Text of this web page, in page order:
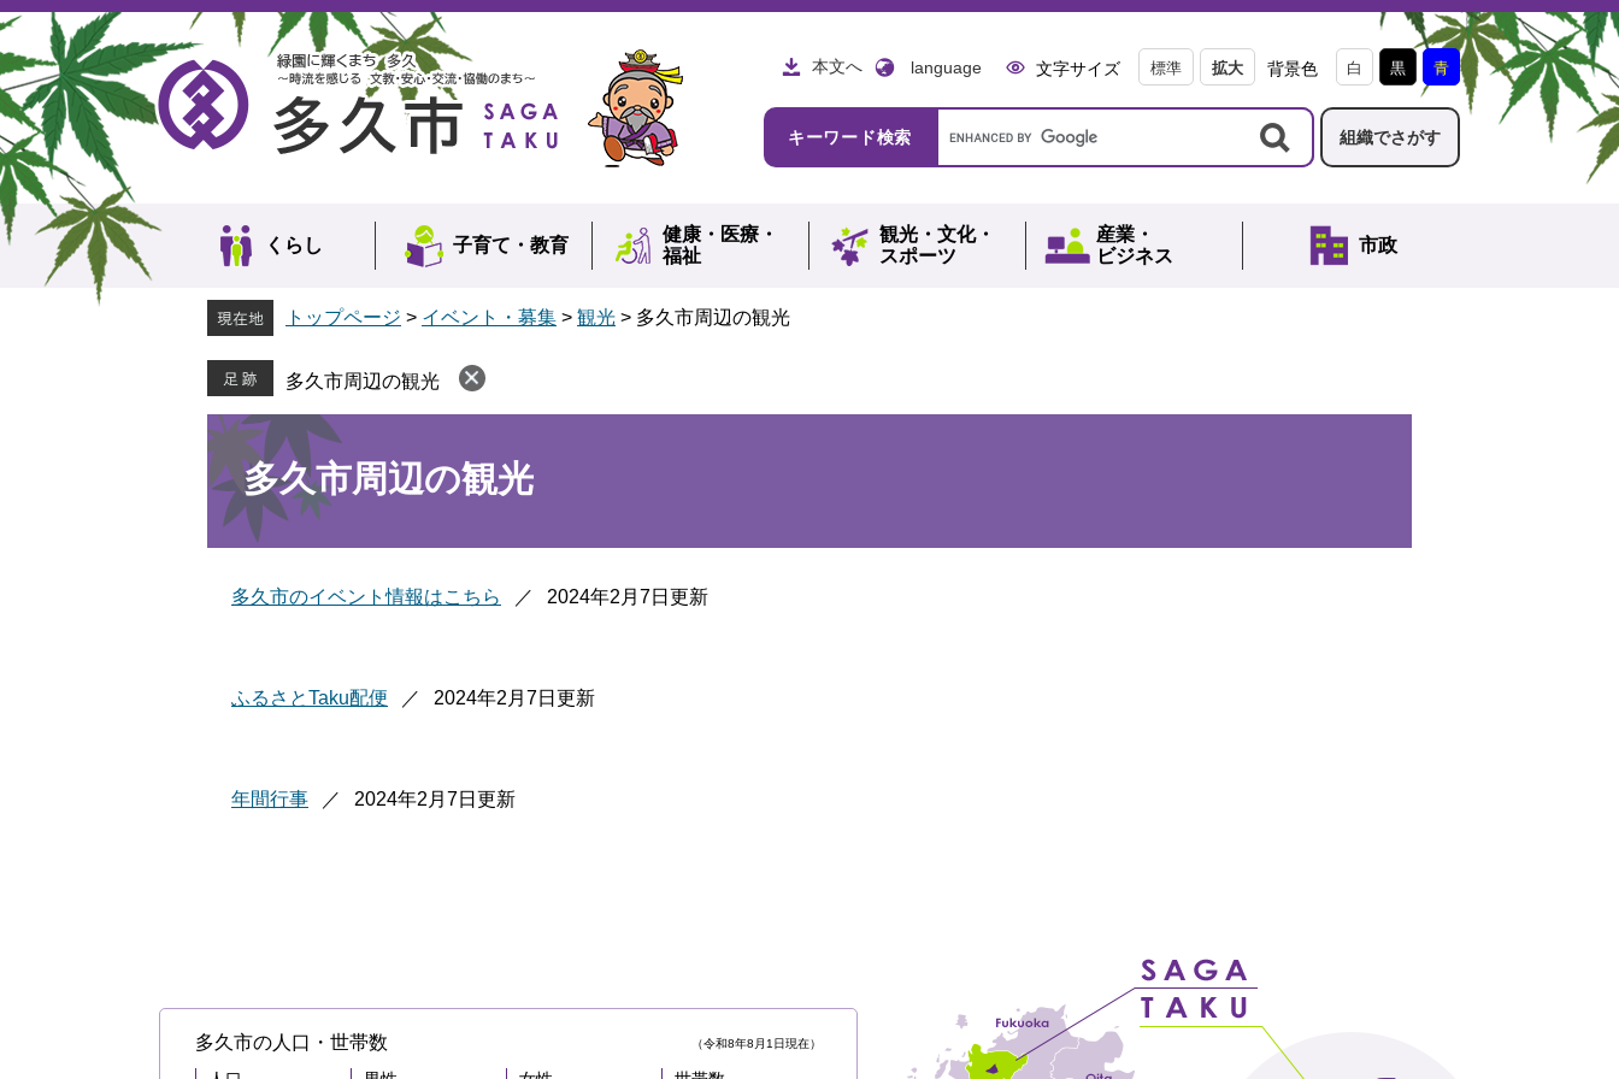
ペ
ー
ジ
の
先
頭
で
す。
メ
ニ
ュ
ー
を
飛
ば
し
て
本
本文へ language 文字サイズ 標準 拡大 背景色 白 黒 青
キーワード検索
カ
ス
検
索
組織でさがす
くらし 子育て・ 教育
健康・ 医療・
福祉
観光・ 文化・
スポーツ
産業・
ビジネス
市政
トップページ > イベント・募集 > 観光 > 多久市周辺の観光
多久市周辺の観光
本
文
多久市周辺の観光
多久市のイベント情報はこちら 2024年2月7日更新
ふるさとTaku配便 2024年2月7日更新
年間行事 2024年2月7日更新
多久市の人口・世帯数 （令和8年8月1日現在）